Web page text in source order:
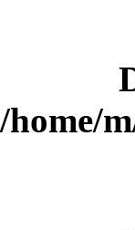
/home/